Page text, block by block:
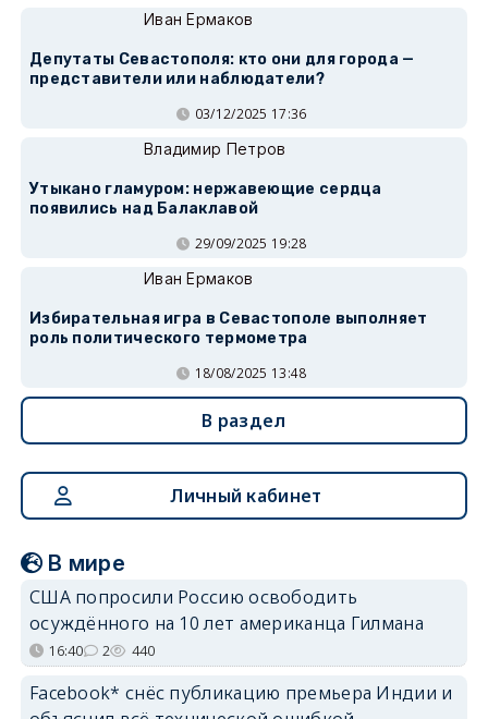
Иван Ермаков
Депутаты Севастополя: кто они для города —
представители или наблюдатели?
03/12/2025 17:36
Владимир Петров
Утыкано гламуром: нержавеющие сердца
появились над Балаклавой
29/09/2025 19:28
Иван Ермаков
Избирательная игра в Севастополе выполняет
роль политического термометра
18/08/2025 13:48
В раздел
Личный кабинет
В мире
США попросили Россию освободить
осуждённого на 10 лет американца Гилмана
16:40 2 440
Facebook* снёс публикацию премьера Индии и